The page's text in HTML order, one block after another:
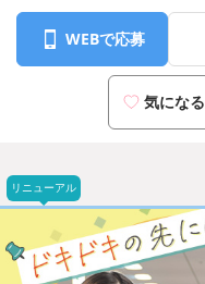
WEBで応募
気になる
リニューアル